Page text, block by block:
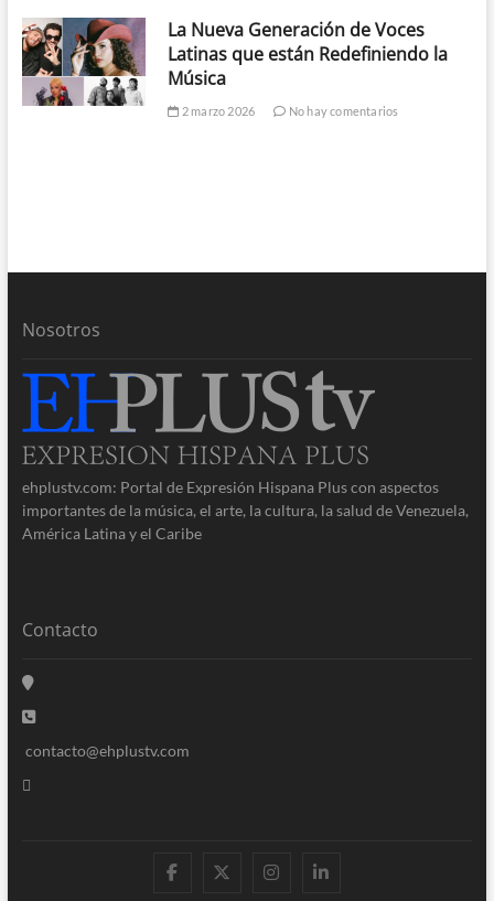
La Nueva Generación de Voces
Latinas que están Redefiniendo la
Música
2 marzo 2026 No hay comentarios
Nosotros
ehplustv.com: Portal de Expresión Hispana Plus con aspectos
importantes de la música, el arte, la cultura, la salud de Venezuela,
América Latina y el Caribe
Contacto
contacto@ehplustv.com
facebooktwitterinstagram
linkedin